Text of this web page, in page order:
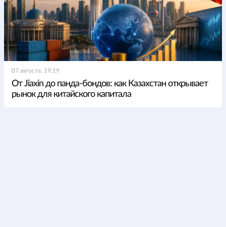
07 августа, 19:19
От Jiaxin до панда-бондов: как Казахстан открывает
рынок для китайского капитала